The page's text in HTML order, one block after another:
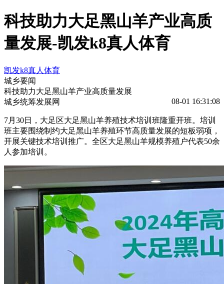
科技助力大足黑山羊产业高质
量发展-凯发k8真人体育
凯发k8真人体育
城乡要闻
科技助力大足黑山羊产业高质量发展
城乡统筹发展网
08-01 16:31:08
7月30日，大足区大足黑山羊养殖技术培训班隆重开班。培训
班主要围绕制约大足黑山羊养殖环节高质量发展的短板弱项，
开展关键技术培训推广。全区大足黑山羊规模养殖户代表50余
人参加培训。